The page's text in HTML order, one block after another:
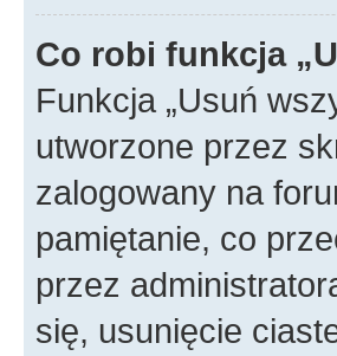
Co robi funkcja
Funkcja „Usuń
utworzone przez
zalogowany na
pamiętanie, co
przez
się, usunięcie